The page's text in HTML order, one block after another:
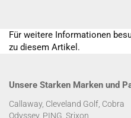
Für weitere Informationen
zu diesem Artikel.
Unsere Starken Marken und
Callaway, Cleveland Golf, Cobra
Odyssey, PING, Srixon